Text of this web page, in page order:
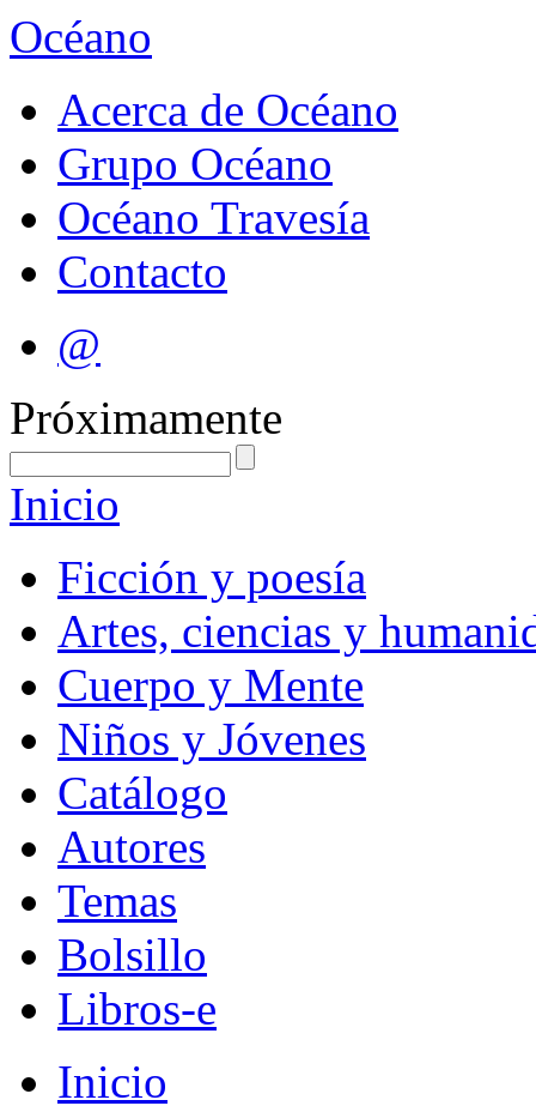
Océano
Acerca de Océano
Grupo Océano
Océano Travesía
Contacto
@
Próximamente
Inicio
Ficción y poesía
Artes, ciencias y
Cuerpo y Mente
Niños y Jóvenes
Catálogo
Autores
Temas
Bolsillo
Libros-e
Inicio